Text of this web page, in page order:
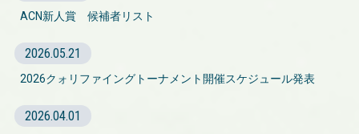
ACN新人賞 候補者リスト
2026.05.21
2026クォリファイングトーナメント開催スケジュール発表
2026.04.01